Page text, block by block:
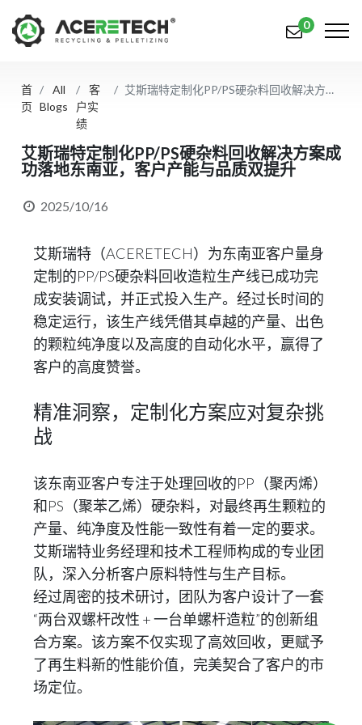
产品
解决方案
知识中心
联系我们
简体中文 English (US)
русский язык Español
0
首
页
All
Blogs
客
户实
绩
艾斯瑞特定制化PP/PS硬杂料回收解决方案成功落地东南亚，客户产能与品质双提升
艾斯瑞特定制化PP/PS硬杂料回收解决方案成
功落地东南亚，客户产能与品质双提升
2025/10/16
艾斯瑞特（ACERETECH）为东南亚客户量身
定制的PP/PS硬杂料回收造粒生产线已成功完
成安装调试，并正式投入生产。经过长时间的
稳定运行，该生产线凭借其卓越的产量、出色
的颗粒纯净度以及高度的自动化水平，赢得了
客户的高度赞誉。
精准洞察，定制化方案应对复杂挑
战
该东南亚客户专注于处理回收的PP（聚丙烯）
和PS（聚苯乙烯）硬杂料，对最终再生颗粒的
产量、纯净度及性能一致性有着一定的要求。
艾斯瑞特业务经理和技术工程师构成的专业团
队，深入分析客户原料特性与生产目标。
经过周密的技术研讨，团队为客户设计了一套
“两台双螺杆改性 + 一台单螺杆造粒”的创新组
合方案。该方案不仅实现了高效回收，更赋予
了再生料新的性能价值，完美契合了客户的市
场定位。